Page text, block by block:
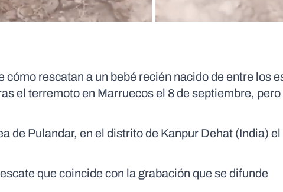
cómo rescatan a un bebé recién nacido de entre los
el terremoto en Marruecos el 8 de septiembre, pero
de Pulandar, en el distrito de Kanpur Dehat (India) el
que coincide con la grabación que se difunde